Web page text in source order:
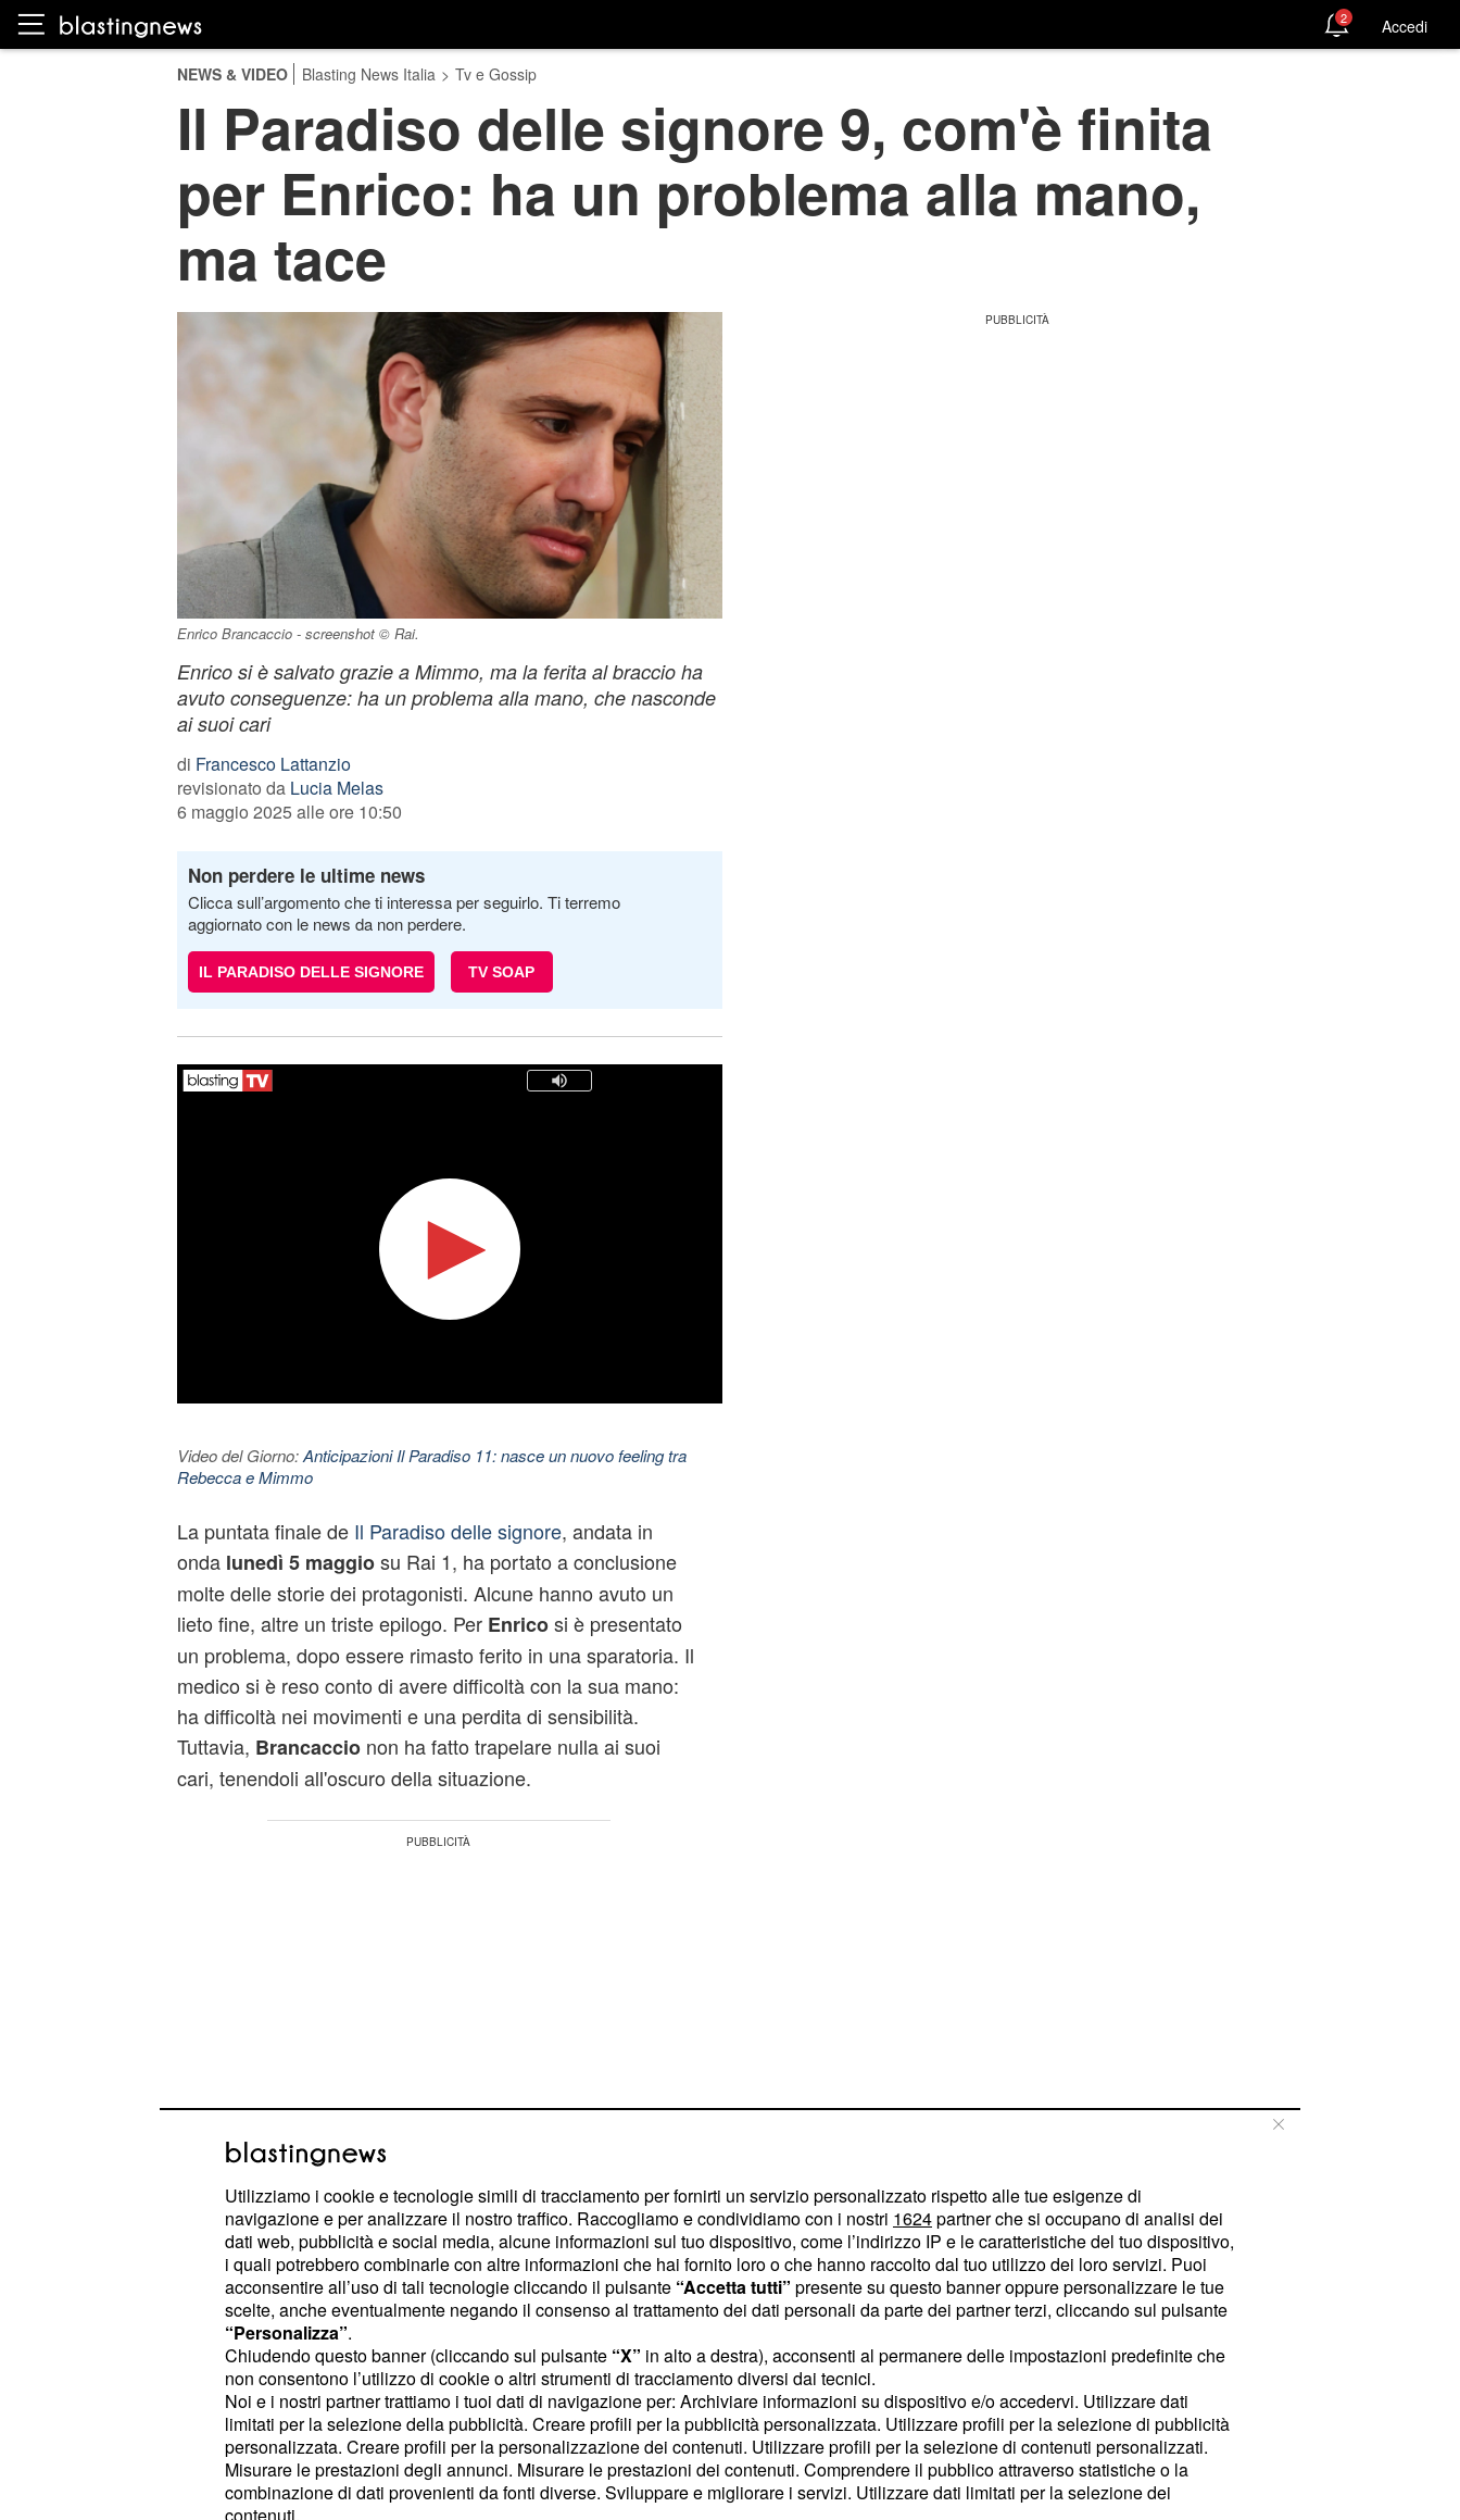
2 Accedi
NEWS & VIDEO Blasting News Italia > Tv e Gossip
Il Paradiso delle signore 9, com'è finita
per Enrico: ha un problema alla mano,
ma tace
Enrico Brancaccio - screenshot © Rai.
Enrico si è salvato grazie a Mimmo, ma la ferita al braccio ha
avuto conseguenze: ha un problema alla mano, che nasconde
ai suoi cari
di Francesco Lattanzio
revisionato da Lucia Melas
6 maggio 2025 alle ore 10:50
Non perdere le ultime news
Clicca sull’argomento che ti interessa per seguirlo. Ti terremo
aggiornato con le news da non perdere.
IL PARADISO DELLE SIGNORE TV SOAP
Video del Giorno:Anticipazioni Il Paradiso 11: nasce un nuovo feeling tra
Rebecca e Mimmo
La puntata finale de Il Paradiso delle signore, andata in
ondalunedì 5 maggiosu Rai 1, ha portato a conclusione
molte delle storie dei protagonisti. Alcune hanno avuto un
lieto fine, altre un triste epilogo. Per Enricosi è presentato
un problema, dopo essere rimasto ferito in una sparatoria. Il
medico si è reso conto di avere difficoltà con la sua mano:
ha difficoltà nei movimenti e una perdita di sensibilità.
Tuttavia, Brancaccionon ha fatto trapelare nulla ai suoi
cari, tenendoli all'oscuro della situazione.
Enrico è stato salvato da Mimmo, ma
è stato ferito
L'episodio conclusivo della nona stagione ha avuto momenti
carichi di tensione. Il carabiniereValentino, amico di
Armando e incaricato di scortare Enrico in partenza per
Roma, è stato sequestrato dai criminali, tra cui anche
Nicola Di Giorgi. Proprio quest'ultimo ha indossato la divisa
e si è finto carabiniere, entrando così indisturbato a Villa
Guarnieri.Di Giorgiha poi portato via Enrico, facendogli
credere di accompagnarlo al processo come testimone, ma
Utilizziamo i cookie e tecnologie simili di tracciamento per fornirti un servizio personalizzato rispetto alle tue esigenze di
navigazione e per analizzare il nostro traffico. Raccogliamo e condividiamo con i nostri 1624partner che si occupano di analisi dei
dati web, pubblicità e social media, alcune informazioni sul tuo dispositivo, come l’indirizzo IP e le caratteristiche del tuo dispositivo,
i quali potrebbero combinarle con altre informazioni che hai fornito loro o che hanno raccolto dal tuo utilizzo dei loro servizi. Puoi
acconsentire all’uso di tali tecnologie cliccando il pulsante “Accetta tutti” presente su questo banner oppure personalizzare le tue
scelte, anche eventualmente negando il consenso al trattamento dei dati personali da parte dei partner terzi, cliccando sul pulsante
“Personalizza”.
Chiudendo questo banner (cliccando sul pulsante “X” in alto a destra), acconsenti al permanere delle impostazioni predefinite che
non consentono l’utilizzo di cookie o altri strumenti di tracciamento diversi dai tecnici.
Noi e i nostri partner trattiamo i tuoi dati di navigazione per: Archiviare informazioni su dispositivo e/o accedervi. Utilizzare dati
limitati per la selezione della pubblicità. Creare profili per la pubblicità personalizzata. Utilizzare profili per la selezione di pubblicità
personalizzata. Creare profili per la personalizzazione dei contenuti. Utilizzare profili per la selezione di contenuti personalizzati.
Misurare le prestazioni degli annunci. Misurare le prestazioni dei contenuti. Comprendere il pubblico attraverso statistiche o la
combinazione di dati provenienti da fonti diverse. Sviluppare e migliorare i servizi. Utilizzare dati limitati per la selezione dei